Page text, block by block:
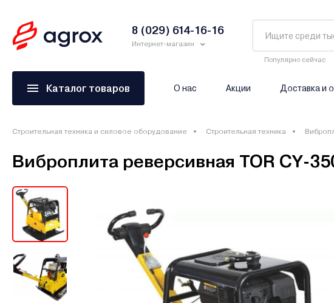
8 (029) 614-16-16
Интернет-магазин
Популярно сейчас
Каталог товаров О нас Акции Доставка и
Строительная техника и силовое оборудование Строительная техника
Виброплита реверсивная TOR CY-